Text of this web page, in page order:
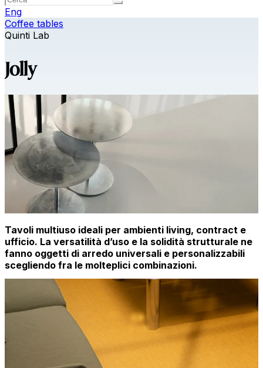
Eng
Coffee tables
Quinti Lab
Jolly
Tavoli multiuso ideali per ambienti living, contract e
ufficio. La versatilità d’uso e la solidità strutturale ne
fanno oggetti di arredo universali e personalizzabili
scegliendo fra le molteplici combinazioni.